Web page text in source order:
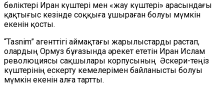
бөліктері Иран күштері мен «жау күштері» арасындағы
қақтығыс кезінде соққыға ұшыраған болуы мүмкін
екенін қосты.
“Tasnim” агенттігі аймақтағы жарылыстарды растап,
олардың Ормуз бұғазында әрекет ететін Иран Ислам
революциясы сақшылары корпусының Әскери-теңіз
күштерінің ескерту кемелерімен байланысты болуы
мүмкін екенін алға тартты.